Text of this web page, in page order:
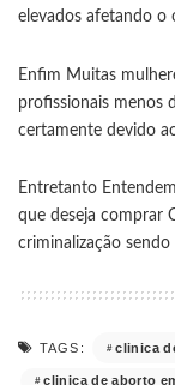
elevados afetando o
Enfim Muitas
profissionais menos
certamente devido
Entretanto
que deseja comprar
criminalização
TAGS: clinica
clinica de aborto